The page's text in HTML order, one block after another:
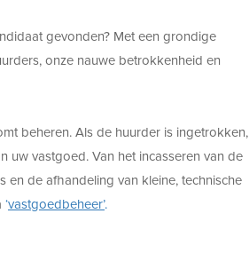
gevonden? Met een grondige
onze nauwe betrokkenheid en
beheren. Als de huurder is ingetrokken,
uw vastgoed. Van het incasseren van de
en de afhandeling van kleine, technische
‘vastgoedbeheer’.